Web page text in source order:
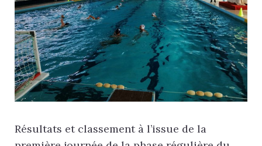
Résultats et classement à l’issue de la